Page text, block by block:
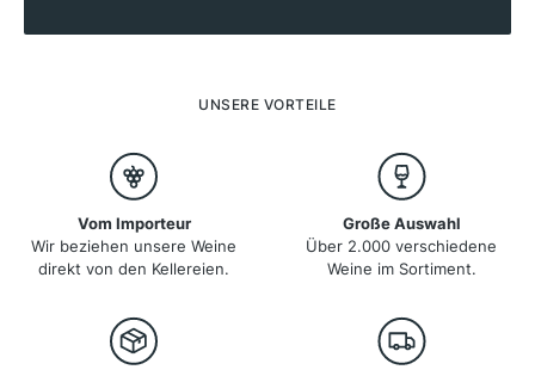
Reben hier ideale Bedingungen. Das mediterrane Klima
Rotweine bekannt, aber auch Weißweine und
Besonders die Vin Doux Naturel, gespritete Süßweine,
und Schaumweine wie der Crémant de Limoux gehören
zu den Spezialitäten der Region.
UNSERE VORTEILE
Vom Importeur
Wir beziehen unsere Weine
direkt von den Kellereien.
Große Auswahl
Über 2.000 verschiedene
Weine im Sortiment.